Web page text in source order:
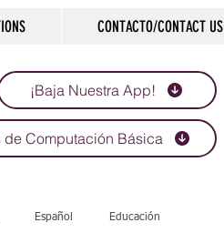
CONTACTO/CONTACT US
¡Baja Nuestra App!
de Computación Básica
Español Educación